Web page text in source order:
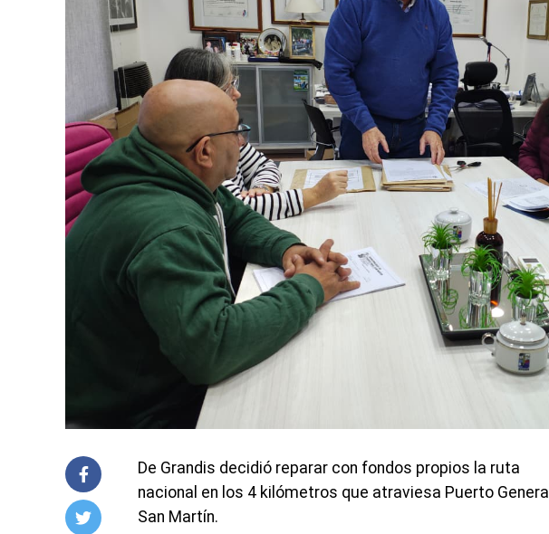
De Grandis decidió reparar con fondos propios la ruta
nacional en los 4 kilómetros que atraviesa Puerto General
San Martín.